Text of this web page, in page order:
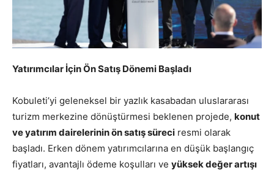
Yatırımcılar İçin Ön Satış Dönemi Başladı
Kobuleti’yi geleneksel bir yazlık kasabadan uluslararası
turizm merkezine dönüştürmesi beklenen projede, konut
ve yatırım dairelerinin ön satış süreci resmi olarak
başladı. Erken dönem yatırımcılarına en düşük başlangıç
fiyatları, avantajlı ödeme koşulları ve yüksek değer artışı